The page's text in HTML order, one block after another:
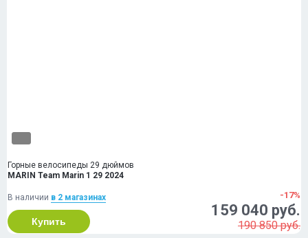
Горные велосипеды 29 дюймов
MARIN Team Marin 1 29 2024
В наличии в 2 магазинах
Купить
-17%
159 040 руб.
190 850 руб.